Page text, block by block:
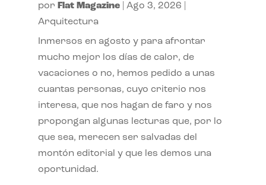
por Flat Magazine| Ago 3, 2026
Arquitectura
Inmersos en agosto y para afrontar
mucho mejor los días de calor, de
vacaciones o no, hemos pedido a unas
cuantas personas, cuyo criterio nos
interesa, que nos hagan de faro y nos
propongan algunas lecturas que, por lo
que sea, merecen ser salvadas del
montón editorial y que les demos una
oportunidad.